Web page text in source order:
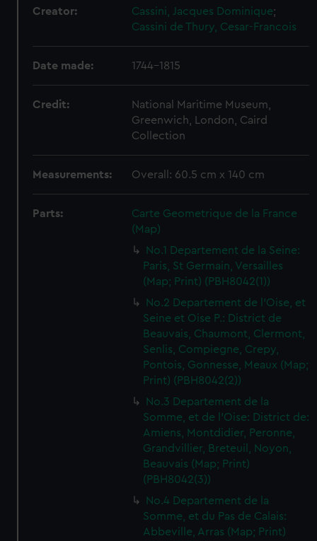
Creator: Cassini, Jacques Dominique;
Cassini de Thury, Cesar-Francois
Date made: 1744-1815
Credit:
National Maritime Museum,
Greenwich, London, Caird
Collection
Measurements: Overall: 60.5 cm x 140 cm
Parts:
Carte Geometrique de la France
(Map)
No.1 Departement de la Seine:
Paris, St Germain, Versailles
(Map; Print) (PBH8042(1))
No.2 Departement de l'Oise, et
Seine et Oise P.: District de
Beauvais, Chaumont, Clermont,
Senlis, Compiegne, Crepy,
Pontois, Gonnesse, Meaux (Map;
Print) (PBH8042(2))
No.3 Departement de la
Somme, et de l'Oise: District de:
Amiens, Montdidier, Peronne,
Grandvillier, Breteuil, Noyon,
Beauvais (Map; Print)
(PBH8042(3))
No.4 Departement de la
Somme, et du Pas de Calais:
Abbeville, Arras (Map; Print)